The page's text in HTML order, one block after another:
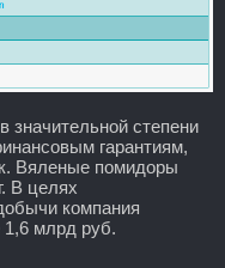
степени
гарантиям,
Вяленые помидоры
В целях
компания
1,6 млрд руб.